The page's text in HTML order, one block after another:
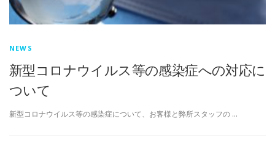
NEWS
新型コロナウイルス等の感染症への対応に
ついて
新型コロナウイルス等の感染症について、お客様と弊所スタッフの …